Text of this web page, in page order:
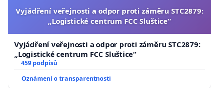
Vyjádření veřejnosti a odpor proti záměru STC2879:
„Logistické centrum FCC Sluštice“
Vyjádření veřejnosti a odpor proti záměru STC2879:
„Logistické centrum FCC Sluštice“
459 podpisů
Oznámení o transparentnosti